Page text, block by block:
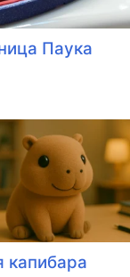
Паука
капибара